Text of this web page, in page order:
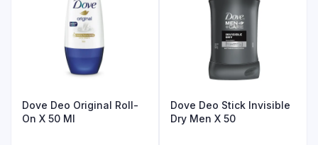
Dove Deo Original Roll-
On X 50 Ml
Dove Deo Stick Invisible
Dry Men X 50